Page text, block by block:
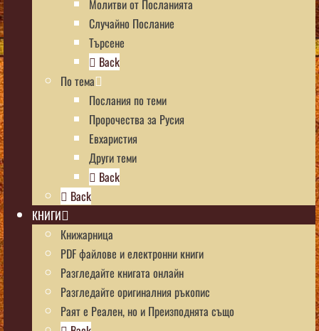
Молитви от Посланията
Случайно Послание
Търсене
Back
По тема
Послания по теми
Пророчества за Русия
Евхаристия
Други теми
Back
Back
КНИГИ
Книжарница
PDF файлове и електронни книги
Разгледайте книгата онлайн
Разгледайте оригиналния ръкопис
Раят е Реален, но и Преизподнята също